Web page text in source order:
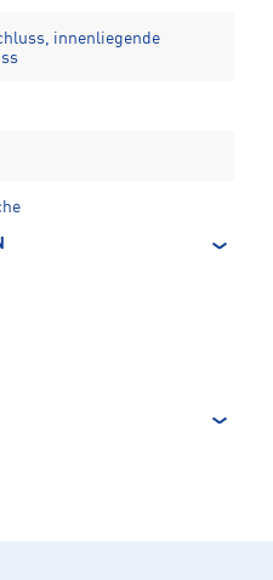
innenliegende